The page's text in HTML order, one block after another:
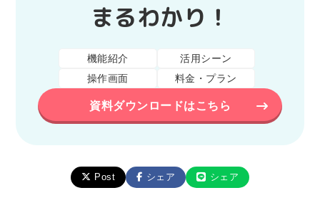
まるわかり！
機能紹介
活用シーン
操作画面
料金・プラン
資料ダウンロードはこちら
Post シェア シェア